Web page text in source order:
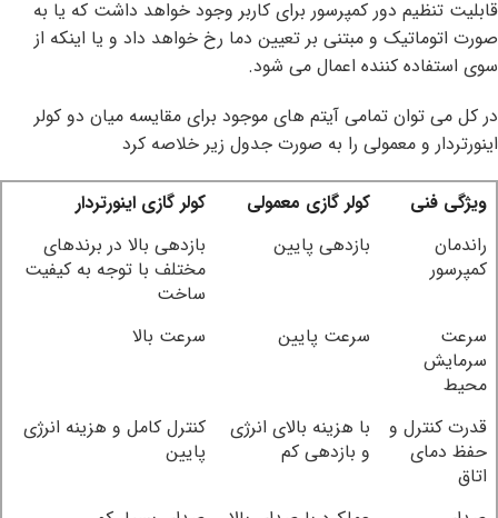
قابلیت تنظیم دور کمپرسور برای کاربر وجود خواهد داشت که یا به
صورت اتوماتیک و مبتنی بر تعیین دما رخ خواهد داد و یا اینکه از
سوی استفاده کننده اعمال می شود.
در کل می توان تمامی آیتم های موجود برای مقایسه میان دو کولر
اینورتردار و معمولی را به صورت جدول زیر خلاصه کرد
ویژگی فنی کولر گازی معمولی
کولر گازی اینورتردار
راندمان
کمپرسور
بازدهی پایین
بازدهی بالا در برندهای
مختلف با توجه به کیفیت
ساخت
سرعت
سرمایش
محیط
سرعت پایین سرعت بالا
قدرت کنترل و
حفظ دمای
اتاق
با هزینه بالای انرژی
و بازدهی کم
کنترل کامل و هزینه انرژی
پایین